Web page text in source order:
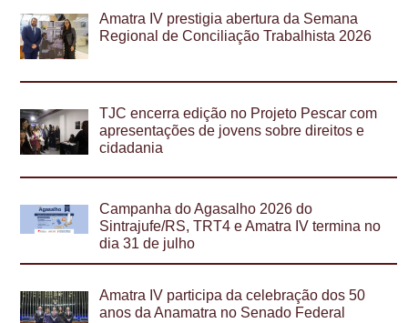
Amatra IV prestigia abertura da Semana
Regional de Conciliação Trabalhista 2026
TJC encerra edição no Projeto Pescar com
apresentações de jovens sobre direitos e
cidadania
Campanha do Agasalho 2026 do
Sintrajufe/RS, TRT4 e Amatra IV termina no
dia 31 de julho
Amatra IV participa da celebração dos 50
anos da Anamatra no Senado Federal